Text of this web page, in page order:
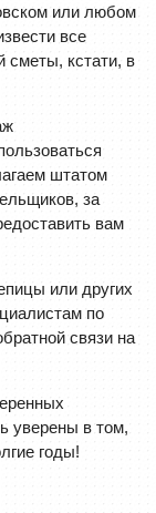
или любом
все
сметы, кстати, в
штатом
за
вам
или других
по
связи на
уверены в том,
годы!